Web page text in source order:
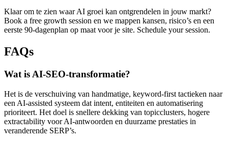
Klaar om te zien waar AI groei kan ontgrendelen in jouw markt?
Book a free growth session en we mappen kansen, risico’s en een
eerste 90-dagenplan op maat voor je site. Schedule your session.
FAQs
Wat is AI-SEO-transformatie?
Het is de verschuiving van handmatige, keyword-first tactieken naar
een AI-assisted systeem dat intent, entiteiten en automatisering
prioriteert. Het doel is snellere dekking van topicclusters, hogere
extractability voor AI-antwoorden en duurzame prestaties in
veranderende SERP’s.